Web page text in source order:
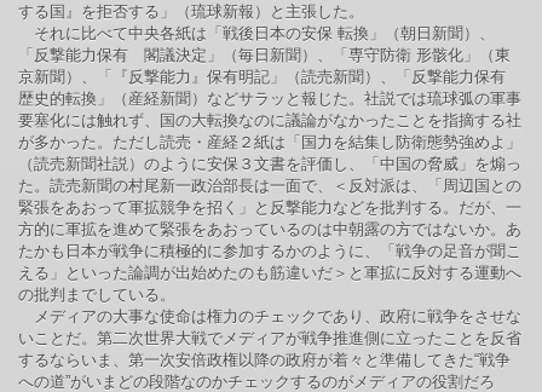
する国』を拒否する」（琉球新報）と主張した。
それに比べて中央各紙は「戦後日本の安保 転換」（朝日新聞）、
「反撃能力保有 閣議決定」（毎日新聞）、「専守防衛 形骸化」（東
京新聞）、「『反撃能力』保有明記」（読売新聞）、「反撃能力保有
歴史的転換」（産経新聞）などサラッと報じた。社説では琉球弧の軍事
要塞化には触れず、国の大転換なのに議論がなかったことを指摘する社
が多かった。ただし読売・産経２紙は「国力を結集し防衛態勢強めよ」
（読売新聞社説）のように安保３文書を評価し、「中国の脅威」を煽っ
た。読売新聞の村尾新一政治部長は一面で、＜反対派は、「周辺国との
緊張をあおって軍拡競争を招く」と反撃能力などを批判する。だが、一
方的に軍拡を進めて緊張をあおっているのは中朝露の方ではないか。あ
たかも日本が戦争に積極的に参加するかのように、「戦争の足音が聞こ
える」といった論調が出始めたのも筋違いだ＞と軍拡に反対する運動へ
の批判までしている。
メディアの大事な使命は権力のチェックであり、政府に戦争をさせな
いことだ。第二次世界大戦でメディアが戦争推進側に立ったことを反省
するならいま、第一次安倍政権以降の政府が着々と準備してきた“戦争
への道”がいまどの段階なのかチェックするのがメディアの役割だろ